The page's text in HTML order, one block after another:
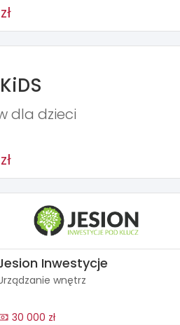
dla dzieci
Inwestycje
wnętrz
30 000 zł